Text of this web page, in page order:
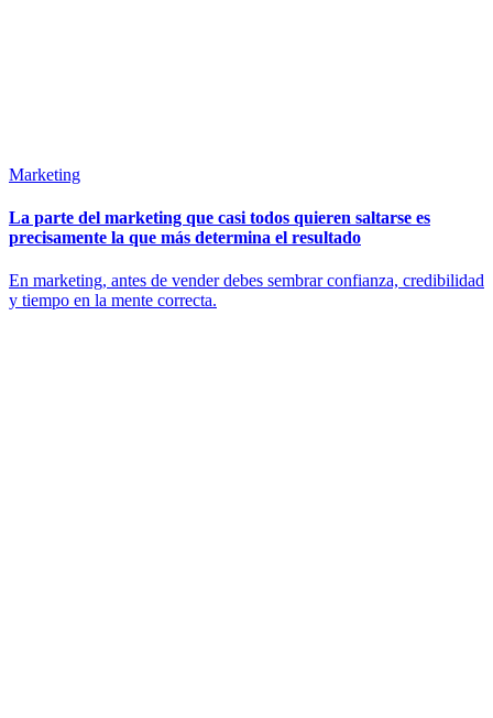
Marketing
La parte del marketing que casi todos quieren saltarse es
precisamente la que más determina el resultado
En marketing, antes de vender debes sembrar confianza, credibilidad
y tiempo en la mente correcta.